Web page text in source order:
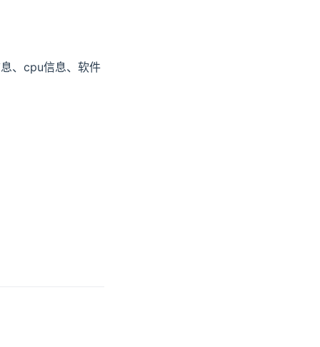
、cpu信息、软件